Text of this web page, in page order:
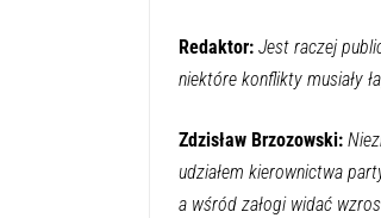
Redaktor: Jest raczej
niektóre konflikty musiały
Zdzisław Brzozowski:
udziałem kierownictwa
a wśród załogi widać